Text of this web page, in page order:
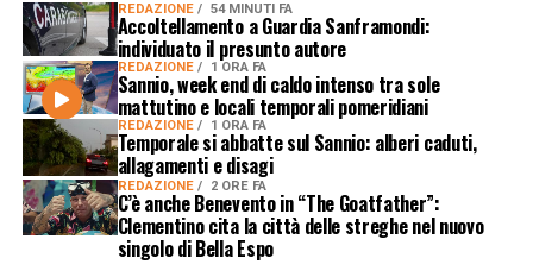
REDAZIONE 54 MINUTI FA
Accoltellamento a Guardia Sanframondi:
individuato il presunto autore
REDAZIONE 1 ORA FA
Sannio, week end di caldo intenso tra sole
mattutino e locali temporali pomeridiani
REDAZIONE 1 ORA FA
Temporale si abbatte sul Sannio: alberi caduti,
allagamenti e disagi
REDAZIONE 2 ORE FA
C’è anche Benevento in “The Goatfather”:
Clementino cita la città delle streghe nel nuovo
singolo di Bella Espo